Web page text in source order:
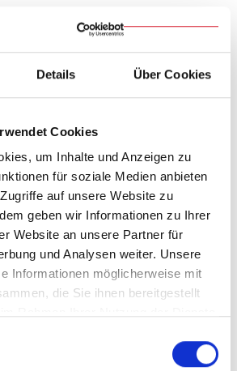
Details Über Cookies
Cookies
um Inhalte und Anzeigen zu
für soziale Medien anbieten
auf unsere Website zu
geben wir Informationen zu Ihrer
Website an unsere Partner für
und Analysen weiter. Unsere
Informationen möglicherweise mit
die Sie ihnen bereitgestellt
des Bistums Regensburg